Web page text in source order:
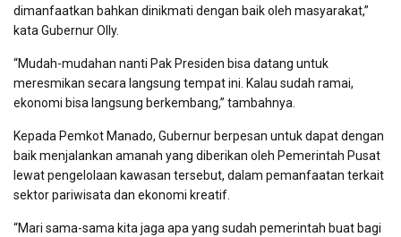
dimanfaatkan bahkan dinikmati dengan baik oleh masyarakat,”
kata Gubernur Olly.
“Mudah-mudahan nanti Pak Presiden bisa datang untuk
meresmikan secara langsung tempat ini. Kalau sudah ramai,
ekonomi bisa langsung berkembang,” tambahnya.
Kepada Pemkot Manado, Gubernur berpesan untuk dapat dengan
baik menjalankan amanah yang diberikan oleh Pemerintah Pusat
lewat pengelolaan kawasan tersebut, dalam pemanfaatan terkait
sektor pariwisata dan ekonomi kreatif.
“Mari sama-sama kita jaga apa yang sudah pemerintah buat bagi